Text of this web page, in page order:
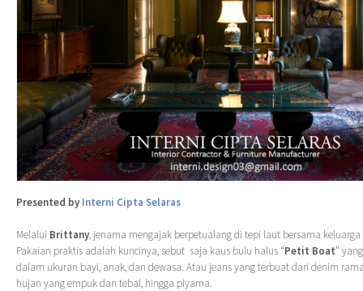
Presented by Interni Cipta Selaras
Melalui Brittany, jenama mengajak berpetualang di tepi laut bersama
Pakaian praktis adalah kuncinya, sebut saja kaus bulu halus “Petit Boat”
dalam ukuran bayi, anak, dan dewasa. Atau jeans yang terbuat dari denim
hujan yang empuk dan tebal, hingga piyama.